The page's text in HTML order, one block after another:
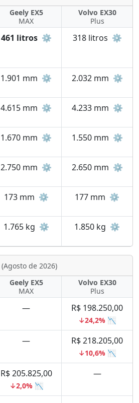
Geely EX5
MAX
Volvo EX30
Plus
461 litros ⚙️ 318 litros ⚙️
1.901 mm ⚙️ 2.032 mm ⚙️
4.615 mm ⚙️ 4.233 mm ⚙️
1.670 mm ⚙️ 1.550 mm ⚙️
2.750 mm ⚙️ 2.650 mm ⚙️
173 mm ⚙️ 177 mm ⚙️
1.765 kg ⚙️ 1.850 kg ⚙️
(Agosto de 2026)
Geely EX5
MAX
Volvo EX30
Plus
— R$ 198.250,00
↓24,2% 📉
— R$ 218.205,00
↓10,6% 📉
R$ 205.825,00
↓2,0% 📉
—